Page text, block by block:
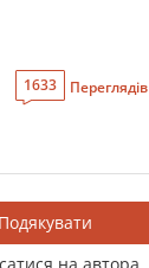
1633 Переглядів
Подякувати